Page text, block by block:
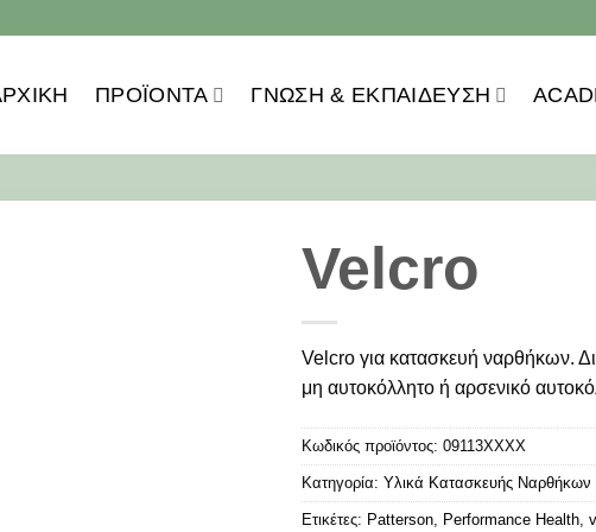
ΠΡΟΪOΝΤΑ ΓΝΏΣΗ & ΕΚΠΑΊΔΕΥΣΗ
Velcro
Velcro για κατασκευή ναρθήκων.
μη αυτοκόλλητο ή αρσενικό
Κωδικός προϊόντος: 09113XXXX
Κατηγορία: Υλικά Κατασκευής Ναρθήκων
Ετικέτες: Patterson Performance Health